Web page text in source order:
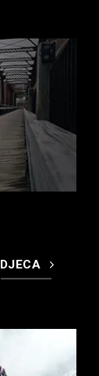
DJECA